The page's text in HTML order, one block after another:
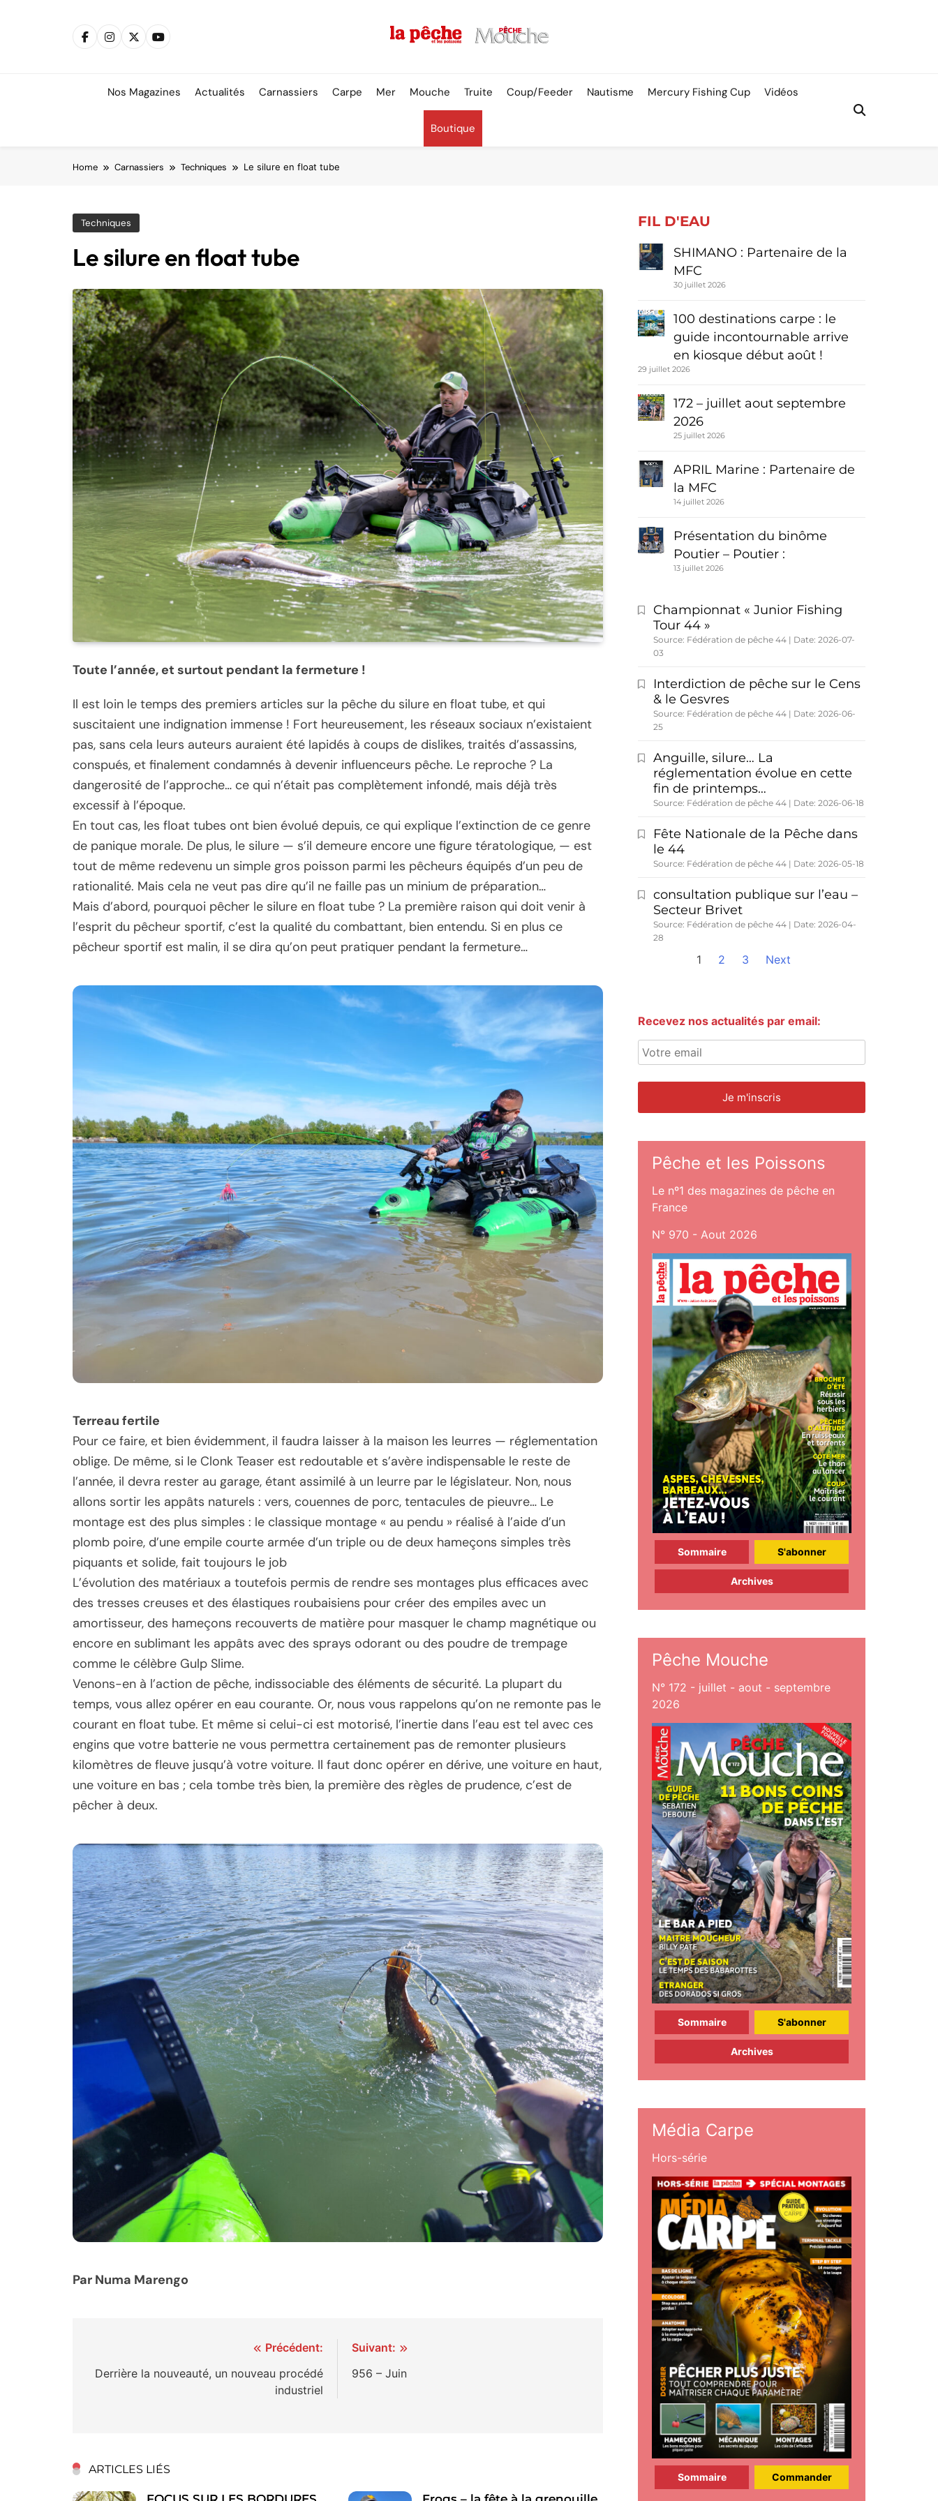
Nos Magazines Actualités Carnassiers Carpe Mer Mouche Truite Coup/Feeder Nautisme Mercury Fishing Cup Vidéos
Boutique
Home Carnassiers Techniques Le silure en float tube
Techniques
Le silure en float tube
Toute l’année, et surtout pendant la fermeture !
Il est loin le temps des premiers articles sur la pêche du silure en float tube, et qui
suscitaient une indignation immense ! Fort heureusement, les réseaux sociaux n’existaient
pas, sans cela leurs auteurs auraient été lapidés à coups de dislikes, traités d’assassins,
conspués, et finalement condamnés à devenir influenceurs pêche. Le reproche ? La
dangerosité de l’approche… ce qui n’était pas complètement infondé, mais déjà très
excessif à l’époque.
En tout cas, les float tubes ont bien évolué depuis, ce qui explique l’extinction de ce genre
de panique morale. De plus, le silure — s’il demeure encore une figure tératologique, — est
tout de même redevenu un simple gros poisson parmi les pêcheurs équipés d’un peu de
rationalité. Mais cela ne veut pas dire qu’il ne faille pas un minium de préparation…
Mais d’abord, pourquoi pêcher le silure en float tube ? La première raison qui doit venir à
l’esprit du pêcheur sportif, c’est la qualité du combattant, bien entendu. Si en plus ce
pêcheur sportif est malin, il se dira qu’on peut pratiquer pendant la fermeture…
Terreau fertile
Pour ce faire, et bien évidemment, il faudra laisser à la maison les leurres — réglementation
oblige. De même, si le Clonk Teaser est redoutable et s’avère indispensable le reste de
l’année, il devra rester au garage, étant assimilé à un leurre par le législateur. Non, nous
allons sortir les appâts naturels : vers, couennes de porc, tentacules de pieuvre… Le
montage est des plus simples : le classique montage « au pendu » réalisé à l’aide d’un
plomb poire, d’une empile courte armée d’un triple ou de deux hameçons simples très
piquants et solide, fait toujours le job
L’évolution des matériaux a toutefois permis de rendre ses montages plus efficaces avec
des tresses creuses et des élastiques roubaisiens pour créer des empiles avec un
amortisseur, des hameçons recouverts de matière pour masquer le champ magnétique ou
encore en sublimant les appâts avec des sprays odorant ou des poudre de trempage
comme le célèbre Gulp Slime.
Venons-en à l’action de pêche, indissociable des éléments de sécurité. La plupart du
temps, vous allez opérer en eau courante. Or, nous vous rappelons qu’on ne remonte pas le
courant en float tube. Et même si celui-ci est motorisé, l’inertie dans l’eau est tel avec ces
engins que votre batterie ne vous permettra certainement pas de remonter plusieurs
kilomètres de fleuve jusqu’à votre voiture. Il faut donc opérer en dérive, une voiture en haut,
une voiture en bas ; cela tombe très bien, la première des règles de prudence, c’est de
pêcher à deux.
Par Numa Marengo
de
Précédent:
Derrière la nouveauté, un nouveau procédé
industriel
Suivant:
956 – Juin
ARTICLES LIÉS
FIL D'EAU
SHIMANO : Partenaire de la
MFC
30 juillet 2026
100 destinations carpe : le
guide incontournable arrive
en kiosque début août !
29 juillet 2026
172 – juillet aout septembre
2026
25 juillet 2026
APRIL Marine : Partenaire de
la MFC
14 juillet 2026
Présentation du binôme
Poutier – Poutier :
13 juillet 2026
Championnat « Junior Fishing
Tour 44 »
Source: Fédération de pêche 44
Date: 2026-07-
03
Interdiction de pêche sur le Cens
& le Gesvres
Source: Fédération de pêche 44
Date: 2026-06-
25
Anguille, silure… La
réglementation évolue en cette
fin de printemps…
Source: Fédération de pêche 44 Date: 2026-06-18
Fête Nationale de la Pêche dans
le 44
Source: Fédération de pêche 44 Date: 2026-05-18
consultation publique sur l’eau –
Secteur Brivet
Source: Fédération de pêche 44
Date: 2026-04-
28
1 2 3 Next
Recevez nos actualités par email:
Pêche et les Poissons
Le nº1 des magazines de pêche en
France
N° 970 - Aout 2026
Sommaire S'abonner
Archives
Pêche Mouche
N° 172 - juillet - aout - septembre
2026
Sommaire S'abonner
Archives
Média Carpe
Hors-série
Sommaire Commander